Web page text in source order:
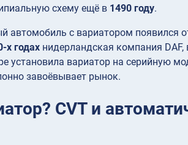
схему ещё в 1490 году.
автомобиль с вариатором
х годах нидерландская компания
установила вариатор на серийную
завоёвывает рынок.
CVT и